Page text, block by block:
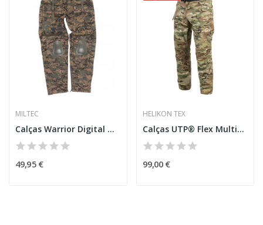
MILTEC
Calças Warrior Digital Woodland [Miltec]
49,95 €
HELIKON TEX
Calças UTP® Flex Multicam [Helikon-Tex]
99,00 €